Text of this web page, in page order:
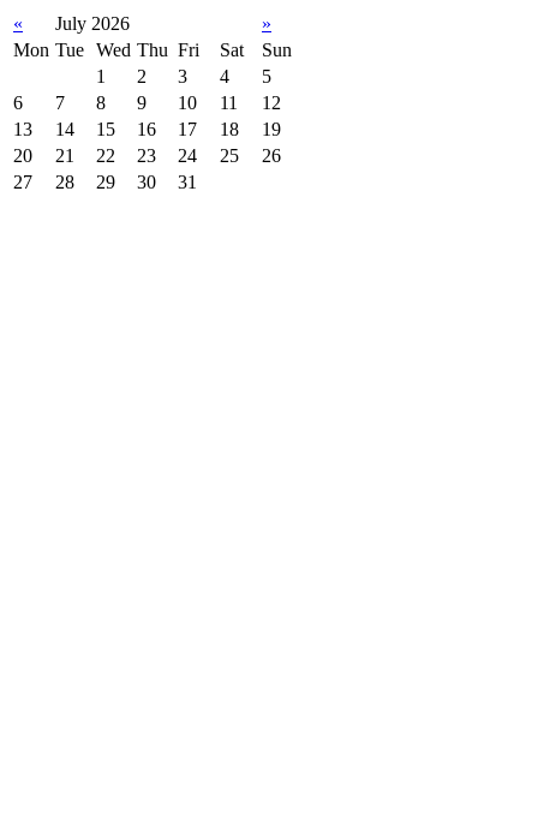
« July 2026
»
Mon Tue Wed Thu Fri Sat
Sun
1
2 3 4
5
6
7 8 9 10 11
12
13
14 15 16 17 18
19
20
21 22 23 24 25
26
27
28 29 30 31